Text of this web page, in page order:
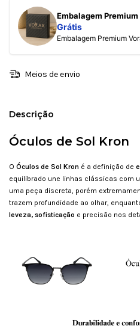
Embalagem
Grátis
Embalagem Premium
Meios de envio
Descrição
Óculos de Sol Kron
O Óculos de Sol Kron é a definição de
equilibrado une linhas clássicas com
uma peça discreta, porém
trazem profundidade ao olhar,
leveza, sofisticação e precisão nos